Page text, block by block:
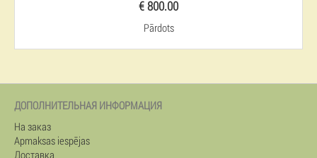
€ 800.00
Pārdots
ДОПОЛНИТЕЛЬНАЯ ИНФОРМАЦИЯ
На заказ
Apmaksas iespējas
Доставка